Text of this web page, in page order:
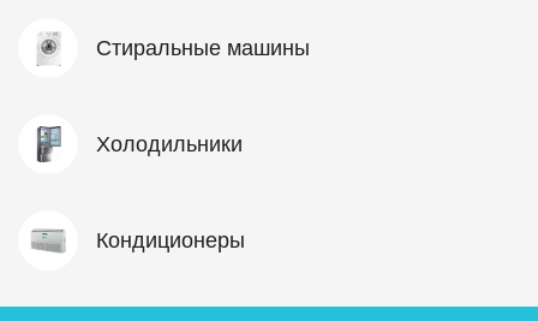
Стиральные машины
Холодильники
Кондиционеры